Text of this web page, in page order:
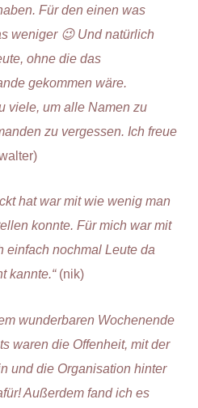
Für den einen was
weniger 😉 Und natürlich
ohne die das
gekommen wäre.
viele, um alle Namen zu
zu vergessen. Ich freue
hat war mit wie wenig man
konnte. Für mich war mit
einfach nochmal Leute da
kannte.“(nik)
wunderbaren Wochenende
waren die Offenheit, mit der
und die Organisation hinter
Außerdem fand ich es